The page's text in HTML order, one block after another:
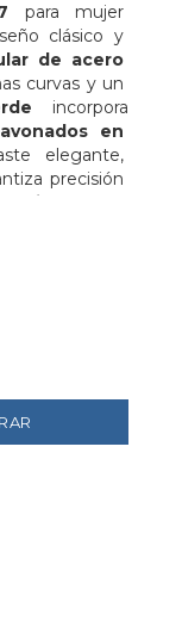
para mujer
clásico y
de acero
curvas y un
incorpora
en
elegante,
precisión
tipo armys
con un estilo